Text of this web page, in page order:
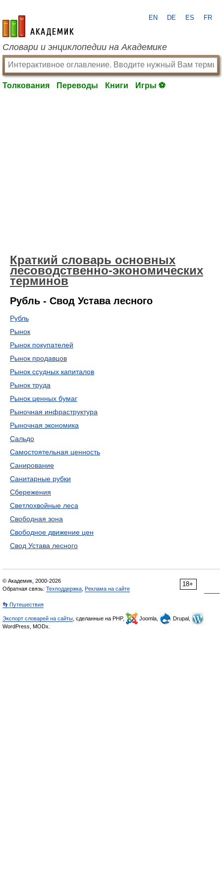
academic.ru
EN DE ES FR
Словари и энциклопедии на Академике
Толкования Переводы Книги Игры ⚽
Краткий словарь основных
лесоводственно-экономических
терминов
Рубль - Свод Устава лесного
Рубль
Рынок
Рынок покупателей
Рынок продавцов
Рынок ссудных капиталов
Рынок труда
Рынок ценных бумаг
Рыночная инфраструктура
Рыночная экономика
Сальдо
Самостоятельная ценность
Санирование
Санитарные рубки
Сбережения
Светлохвойные леса
Свободная зона
Свободное движение цен
Свод Устава лесного
18+
© Академик, 2000-2026
Обратная связь: Техподдержка Реклама на сайте
👣 Путешествия
Экспорт словарей на сайты , сделанные на PHP, Joomla,
Drupal,
WordPress, MODx.